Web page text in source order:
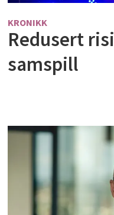
KRONIKK
Redusert
samspill